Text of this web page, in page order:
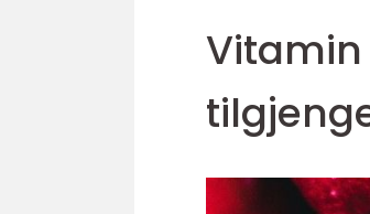
Vitamin